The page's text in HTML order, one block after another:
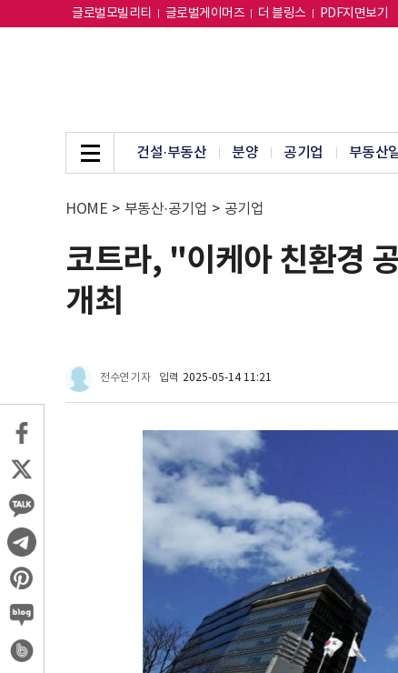
글로벌모빌리티 글로벌게이머즈 더 블링스 PDF지면보기
건설·부동산 분양 공기업 부동산
HOME > 부동산·공기업 > 공기업
코트라, "이케아 친환경
개최
전수연 기자 입력 2025-05-14 11:21